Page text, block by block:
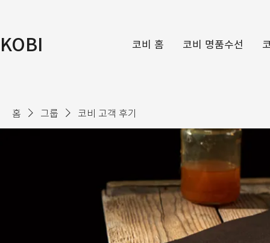
KOBI 코비 홈 코비 명품수선
홈 그룹 코비 고객 후기